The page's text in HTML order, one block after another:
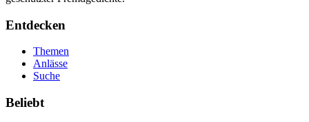
Entdecken
Themen
Anlässe
Suche
Beliebt